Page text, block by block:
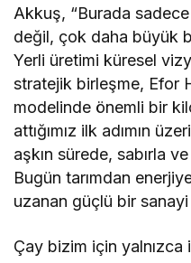
Akkuş, “Burada
değil, çok daha büyük
Yerli üretimi küresel
stratejik birleşme, Efor
modelinde önemli bir
attığımız ilk adımın
aşkın sürede, sabırla
Bugün tarımdan
uzanan güçlü bir
Çay bizim için yalnızca